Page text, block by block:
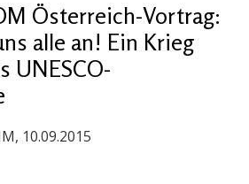
Österreich-Vortrag:
alle an! Ein Krieg
UNESCO-
10.09.2015